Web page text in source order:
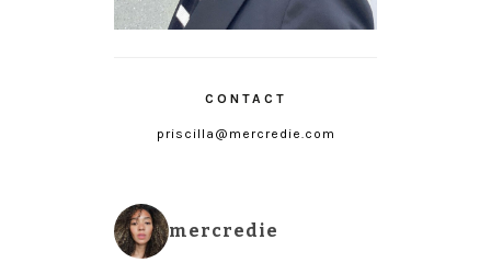
CONTACT
priscilla@mercredie.com
mercredie